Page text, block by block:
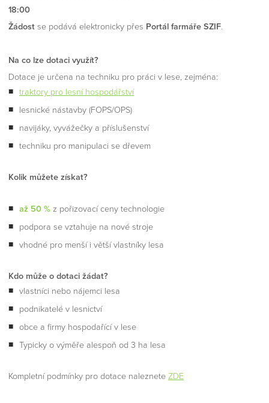
18:00
Žádost se podává elektronicky přes Portál farmáře SZIF.
Na co lze dotaci využít?
Dotace je určena na techniku pro práci v lese, zejména:
traktory pro lesní hospodářství
lesnické nástavby (FOPS/OPS)
navijáky, vyvážečky a příslušenství
techniku pro manipulaci se dřevem
Kolik můžete získat?
až 50 % z pořizovací ceny technologie
podpora se vztahuje na nové stroje
vhodné pro menší i větší vlastníky lesa
Kdo může o dotaci žádat?
vlastníci nebo nájemci lesa
podnikatelé v lesnictví
obce a firmy hospodařící v lese
Typicky o výměře alespoň od 3 ha lesa
Kompletní podmínky pro dotace naleznete ZDE